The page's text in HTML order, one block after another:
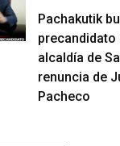
Pachakutik
precandidato
alcaldía de
renuncia de
Pacheco